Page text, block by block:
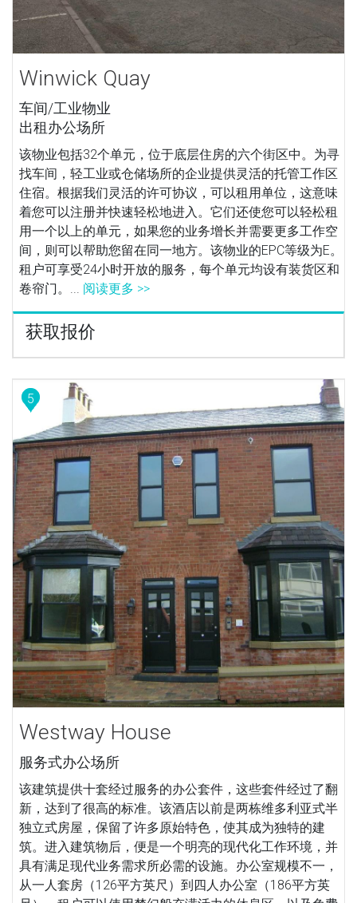
Winwick Quay
车间/工业物业
出租办公场所
该物业包括32个单元，位于底层住房的六个街区中。为寻
找车间，轻工业或仓储场所的企业提供灵活的托管工作区
住宿。根据我们灵活的许可协议，可以租用单位，这意味
着您可以注册并快速轻松地进入。它们还使您可以轻松租
用一个以上的单元，如果您的业务增长并需要更多工作空
间，则可以帮助您留在同一地方。该物业的EPC等级为E。
租户可享受24小时开放的服务，每个单元均设有装货区和
卷帘门。... 阅读更多 >>
获取报价
5
Westway House
服务式办公场所
该建筑提供十套经过服务的办公套件，这些套件经过了翻
新，达到了很高的标准。该酒店以前是两栋维多利亚式半
独立式房屋，保留了许多原始特色，使其成为独特的建
筑。进入建筑物后，便是一个明亮的现代化工作环境，并
具有满足现代业务需求所必需的设施。办公室规模不一，
从一人套房（126平方英尺）到四人办公室（186平方英